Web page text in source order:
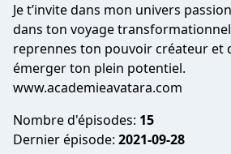
Je t’invite dans mon univers
dans ton voyage
reprennes ton pouvoir créateur et
émerger ton plein potentiel.
www.academieavatara.com
Nombre d'épisodes: 15
Dernier épisode: 2021-09-28